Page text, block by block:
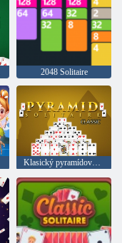
2048 Solitaire
Klasický pyramídový solitaire